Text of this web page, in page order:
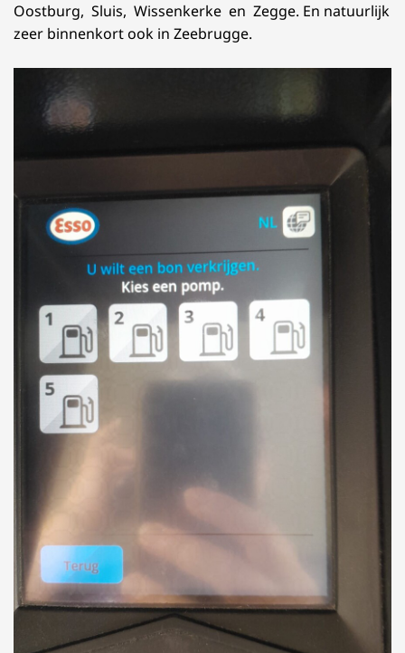
Oostburg, Sluis, Wissenkerke en Zegge. En natuurlijk
zeer binnenkort ook in Zeebrugge.